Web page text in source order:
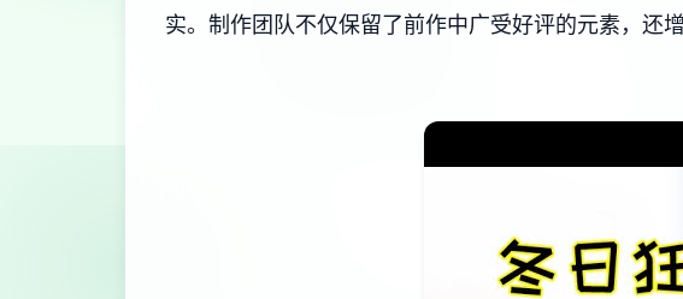
实。制作团队不仅保留了前作中广受好评的元素，还